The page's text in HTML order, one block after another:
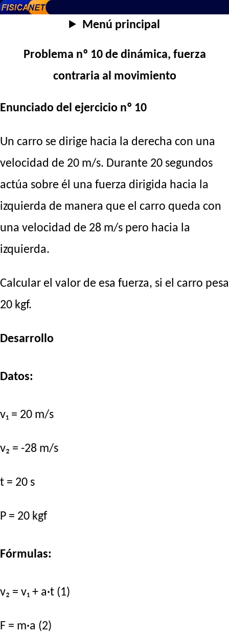
Menú principal
Problema nº 10 de dinámica, fuerza
contraria al movimiento
Enunciado del ejercicio nº 10
Un carro se dirige hacia la derecha con una
velocidad de 20 m/s. Durante 20 segundos
actúa sobre él una fuerza dirigida hacia la
izquierda de manera que el carro queda con
una velocidad de 28 m/s pero hacia la
izquierda.
Calcular el valor de esa fuerza, si el carro pesa
20 kgf.
Desarrollo
Datos:
v₁ = 20 m/s
v₂ = -28 m/s
t = 20 s
P = 20 kgf
Fórmulas:
v₂ = v₁ + a·t (1)
F = m·a (2)